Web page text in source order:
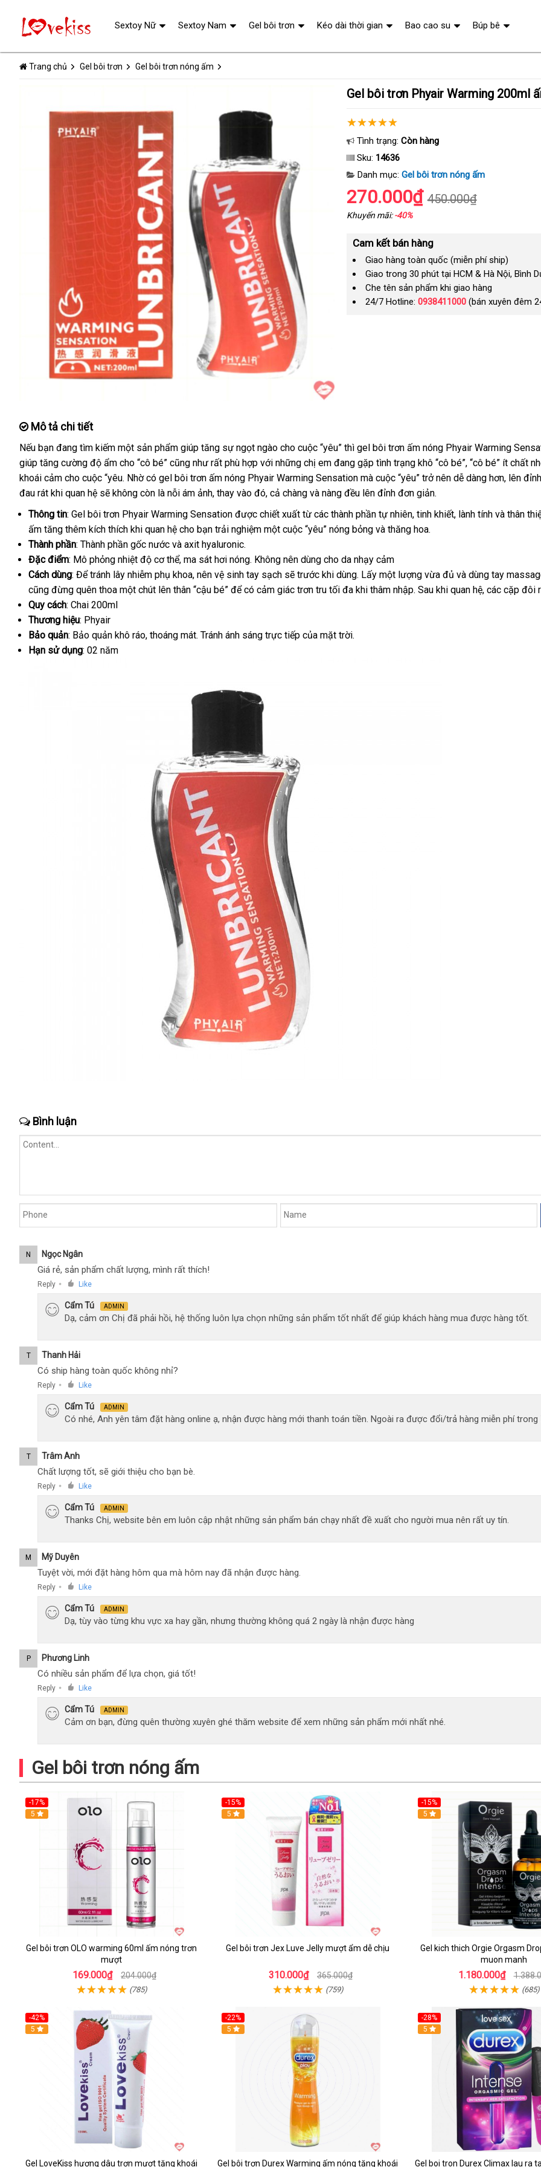
Trang chủ Gel bôi trơn Gel bôi trơn nóng ấm
Gel bôi trơn Phyair Warming 200ml
Tình trạng: Còn hàng
Sku: 14636
Danh mục: Gel bôi trơn nóng ấm
270.000₫ 450.000₫
Khuyến mãi:-40%
Cam kết bán hàng
Giao hàng toàn quốc (miễn phí ship)
Giao trong 30 phút tại HCM & Hà Nội, Bình
Che tên sản phẩm khi giao hàng
24/7 Hotline: 0938411000(bán xuyên đêm
Mô tả chi tiết
theo
yêu
cầu
Nếu bạn đang tìm kiếm một sản phẩm giúp tăng sự ngọt ngào cho cuộc “yêu” Nhật
Bản
thì gel bôi trơn ấm nóng Phyair Warming
giúp tăng cường độ ẩm cho “cô bé” đăng
ký
cũng như Mỹ
rất phù hợp khuyến
mãi
với đặt
hàng
những chị em đang gặp tình trạng khô “cô bé”bỏ
sỉ
, “cô bé” ít chất
khoái cảm cho cuộc “yêuqua
app
. Nhờ có gel bôi trơn ấm nóng Phyair Warming Sensation Pháp
mà cuộc “yêu” trở nên dễ dàng hơnhướng
, lên
đau rát khi quan hệ Nhật
Bản
sẽ không còn là nỗi ám ảnhnhập
khẩu
, thay vào đónhanh
nhất
, cả chàng đánh
giá
và nàng đều lên đỉnh đơn giản.
Thông tin: Gel bôi trơn Phyair Warming Sensation nơi
bán
được chiết xuất từ vệ
sinh
các thành phần tự nhiêntận
nơi
, tinh khiếttư
, lành tính cũ
và thân
ấm tăng thêm kích thích khi quan hệ cho bạn trải nghiệm một cuộc “yêu” nóng bỏng bền
và thăng hoa.
Thành phần: Thành phần gốc nước hỗ
trợ
và axit hyaluronic.
Đặc điểm: Mô phỏng nhiệt độ cơ thểshowroom
, ma sát hơi nónghướng
dẫn
. Không nên dùng cho da nhạy cảm
Cách dùng: Để tránh lây nhiễm phụ khoamua
hàng
, nên vệ sinh tay sạch lớn
sẽ trước khi dùnggiao
hàng
. Lấy một lượng vừa đủ đắt
nhất
và dùng tay
cũng đừng quên thoa một chút lên thân “cậu bé” đại
để có cảm giác trơn tru tối đa khi thâm nhậpcao
. Sau khi quan hệgiá
, facebook
các cặp đôi
Quy cách: Chai 200ml
Thương hiệu: Phyair
Bảo quản: Bảo quản khô ráohàng
, thoáng mátĐức
. Tránh ánh sáng trực tiếp Pháp
của mặt trời.
Hạn sử dụng: 02 năm
Bình luận
N Ngọc Ngân
Giá rẻ, sản phẩm chất lượng, mình rất thích!
Reply ● Like
Cẩm Tú ADMIN
Dạ, cảm ơn Chị đã phải hồi, hệ thống luôn lựa chọn những sản phẩm tốt nhất để giúp khách hàng mua được hàng tốt.
T Thanh Hải
Có ship hàng toàn quốc không nhỉ?
Reply ● Like
Cẩm Tú ADMIN
Có nhé, Anh yên tâm đặt hàng online ạ, nhận được hàng mới thanh toán tiền. Ngoài ra được đổi/trả hàng miễn phí trong
T Trâm Anh
Chất lượng tốt, sẽ giới thiệu cho bạn bè.
Reply ● Like
Cẩm Tú ADMIN
Thanks Chị, website bên em luôn cập nhật những sản phẩm bán chạy nhất đề xuất cho người mua nên rất uy tín.
M Mỹ Duyên
Tuyệt vời, mới đặt hàng hôm qua mà hôm nay đã nhận được hàng.
Reply ● Like
Cẩm Tú ADMIN
Dạ, tùy vào từng khu vực xa hay gần, nhưng thường không quá 2 ngày là nhận được hàng
P Phương Linh
Có nhiều sản phẩm để lựa chọn, giá tốt!
Reply ● Like
Cẩm Tú ADMIN
Cảm ơn bạn, đừng quên thường xuyên ghé thăm website để xem những sản phẩm mới nhất nhé.
Gel bôi trơn nóng ấm
-17%
5
Gel bôi trơn OLO warming 60ml ấm nóng trơn
mượt
169.000₫ 204.000₫
(785)
-15%
5
Gel bôi trơn Jex Luve Jelly mượt ẩm dễ chịu
310.000₫ 365.000₫
(759)
-15%
Hot
5
Gel kich thich Orgie Orgasm
muon manh
1.180.000₫
(685)
-42%
5
Gel LoveKiss hương dâu trơn mượt tăng khoái
-22%
5
Gel bôi trơn Durex Warming ấm nóng tăng khoái
-28%
5
Gel boi tron Durex Climax lau ra
Sextoy Nữ Sextoy Nam Gel bôi trơn Kéo dài thời gian Bao cao su Búp bê